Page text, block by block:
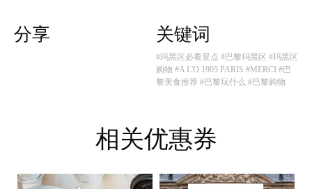
分享 关键词
#玛黑区必看景点 #巴黎玛黑区 #玛黑区
购物 #A L'O 1905 PARIS #MERCI #巴
黎美食推荐 #巴黎玩什么 #巴黎购物
相关优惠券